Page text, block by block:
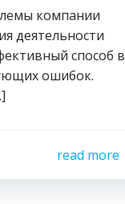
компании
деятельности
способ в
ошибок.
read more